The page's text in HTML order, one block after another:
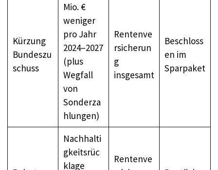
Kürzung
Bundeszu
schuss
Mio. €
weniger
pro Jahr
2024–2027
(plus
Wegfall
von
Sonderza
hlungen)
Rentenve
rsicherun
g
insgesamt
Beschloss
en im
Sparpaket
Nachhalti
gkeitsrüc
klage
Rentenve